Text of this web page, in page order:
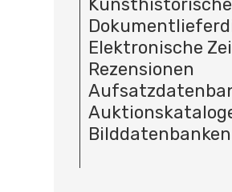
Elektronische
Rezensionen
Bilddatenbanken